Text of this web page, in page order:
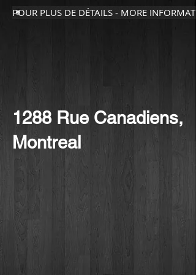
POUR PLUS DE DÉTAILS - MORE
1288 Rue Canadiens,
Montreal